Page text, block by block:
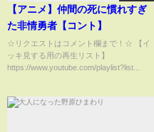
【アニメ】仲間の死に慣れすぎ
た非情勇者【コント】
☆リクエストはコメント欄まで！☆ 【イ
ッキ見する用の再生リスト】
https://www.youtube.com/playlist?list...